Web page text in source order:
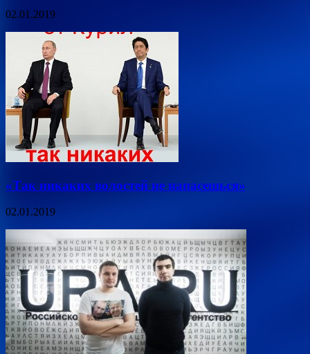
02.01.2019
«Так никаких волостей не напасешься»
02.01.2019